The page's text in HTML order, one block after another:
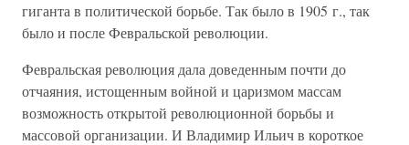
гиганта в политической борьбе. Так было в 1905 г., так
было и после Февральской революции.
Февральская революция дала доведенным почти до
отчаяния, истощенным войной и царизмом массам
возможность открытой революционной борьбы и
массовой организации. И Владимир Ильич в короткое